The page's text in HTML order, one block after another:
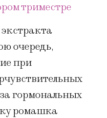
триместре
очередь,
при
гормональных
ромашка